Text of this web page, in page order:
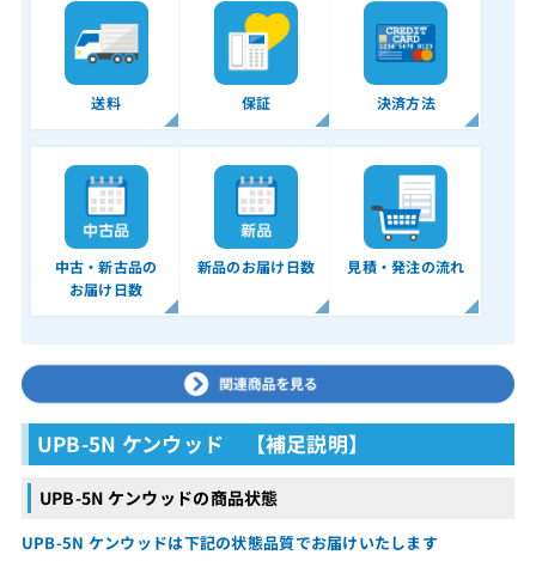
送料 保証 決済方法
中古・新古品の
お届け日数
新品のお届け日数 見積・発注の流れ
UPB-5N ケンウッド 【補足説明】
UPB-5N ケンウッドの商品状態
UPB-5N ケンウッドは下記の状態品質でお届けいたします